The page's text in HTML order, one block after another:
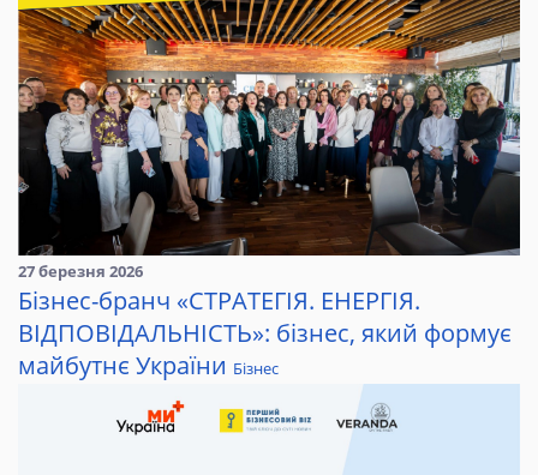
27 березня 2026
Бізнес-бранч «СТРАТЕГІЯ. ЕНЕРГІЯ.
ВІДПОВІДАЛЬНІСТЬ»: бізнес, який формує
майбутнє України Бізнес